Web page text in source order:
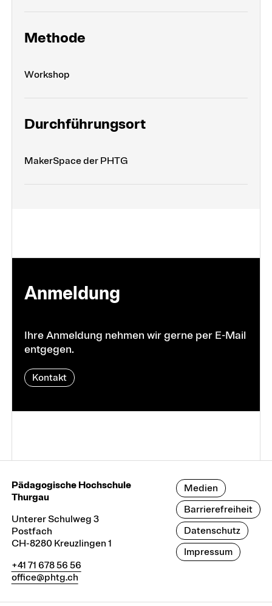
Methode
Workshop
Durchführungsort
MakerSpace der PHTG
Anmel­dung
Ihre Anmeldung nehmen wir gerne per E-Mail
entgegen.
Kontakt
Pädagogische Hochschule
Thurgau
Unterer Schulweg 3
Postfach
CH-8280 Kreuzlingen 1
+41 71 678 56 56
office@phtg.ch
Medien
Barrierefreiheit
Datenschutz
Impressum